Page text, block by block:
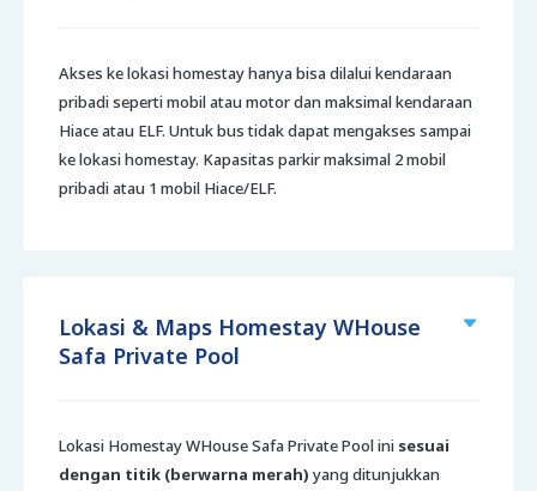
Akses ke lokasi homestay hanya bisa dilalui kendaraan
pribadi seperti mobil atau motor dan maksimal kendaraan
Hiace atau ELF. Untuk bus tidak dapat mengakses sampai
ke lokasi homestay. Kapasitas parkir maksimal 2 mobil
pribadi atau 1 mobil Hiace/ELF.
Lokasi & Maps Homestay WHouse
Safa Private Pool
Lokasi Homestay WHouse Safa Private Pool ini sesuai
dengan titik (berwarna merah) yang ditunjukkan